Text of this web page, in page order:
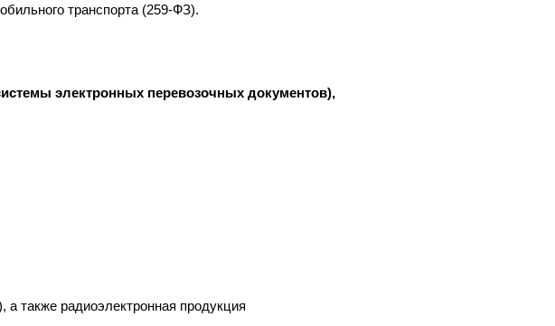
транспорта (259-ФЗ).
электронных перевозочных документов),
также радиоэлектронная продукция